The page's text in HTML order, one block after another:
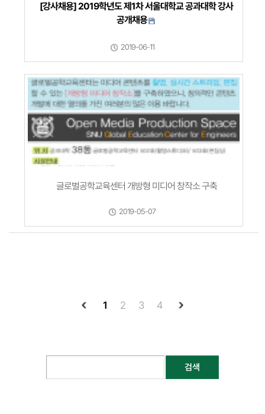
[강사채용] 2019학년도 제1차 서울대학교 공과대학 강사
공개채용
2019-06-11
글로벌공학교육센터 개방형 미디어 창작소 구축
2019-05-07
1 2 3 4
검색